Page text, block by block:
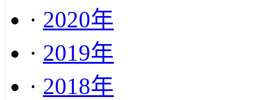
· 2020年
· 2019年
· 2018年